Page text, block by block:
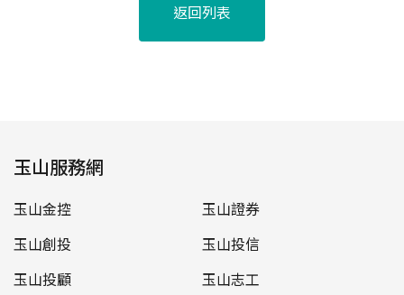
返回列表
玉山服務網
玉山金控
玉山證券
玉山創投
玉山投信
玉山投顧
玉山志工